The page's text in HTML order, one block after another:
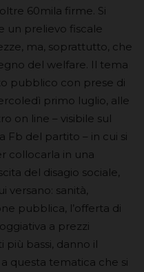
60mila firme. Si
un prelievo fiscale
ma, soprattutto, che
del welfare. Il tema
pubblico con prese di
primo luglio, alle
on line – visibile sul
Fb del partito – in cui si
collocarla in una
del disagio sociale,
versano: sanità,
pubblica, l’offerta di
a prezzi
più bassi, danno il
questa tematica che si